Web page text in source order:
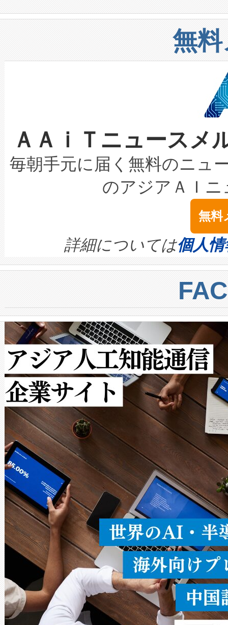
構造化トレーニングカリキュ
上げおよび商用化段階におけ
設備整備および立ち上げ調整
加組織は、Enzeneのバイオ
選定された製品について、自
取得できる可能性もあります
設には、3億～4億ドルかか
最高経営責任者（CEO）であ
す。「当社のfully-connected
ームを利用すれば、6,000万
きます。この効率性は、フェ
安全性を追跡し、確保する事
増加しているデータセンター
る電力網に大きな負担をかけ
事業者の負担軽減という課題
系統連系を迅速にし、ピーク
限を超えて利用可能な電力容
持できるよう貢献します。こ
ービスレベル契約（SLA）違
テリー性能の劣化によるダウ
念は、現在データセンターが
ます。 Voltaiq provides a
quality and reliability for AI
BESS stack to ensure battery
centers. Voltaiqは、ai&のAI
からシステム統合、試運転、
クルの各段階のデータを監視
[…]
や穀物倉庫におけるバルク材
リューション「Avia 2」を発
したAvia 2は、1,000メート
狭視野のFOVを切り替えるこ
ケーブル、枝などの細かな対
なレーザースポットにより、
な環境下でも豊かなディテー
キロメートル範囲を検出
LiDAR for Inspections,
は1535 nmレーザーを搭載。
イズの小径化を実現すること
す。ノーマルモードでは、
ートル先まで検出でき、これ
トに対して約600メートルに
では、反射率10％のターゲッ
で向上し、最大検知距離は
ットだけで最大1キロメート
ルの変電所周囲を監視でき、
作業と点群処理を簡素化でき
Avia 2は、2種類のFOVオプシ
× 80°のノーマルモード、長
ードを切り替えて使用するこ
ることなく、単一のデバイス
うにします。遠距離まで届く
密度なスキャ […]
無
ＡＡｉＴニュース
毎朝手元に届く無料のニュ
のアジアＡＩ
無料
詳細については個人